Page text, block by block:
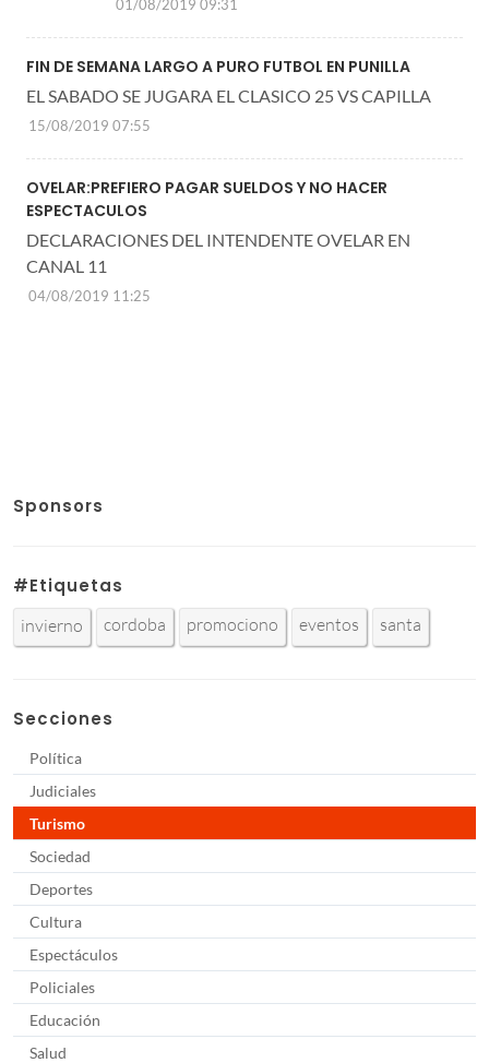
01/08/2019 09:31
FIN DE SEMANA LARGO A PURO FUTBOL EN PUNILLA
EL SABADO SE JUGARA EL CLASICO 25 VS CAPILLA
15/08/2019 07:55
OVELAR:PREFIERO PAGAR SUELDOS Y NO HACER
ESPECTACULOS
DECLARACIONES DEL INTENDENTE OVELAR EN
CANAL 11
04/08/2019 11:25
Sponsors
#Etiquetas
invierno cordoba promociono eventos santa
Secciones
Política
Judiciales
Turismo
Sociedad
Deportes
Cultura
Espectáculos
Policiales
Educación
Salud